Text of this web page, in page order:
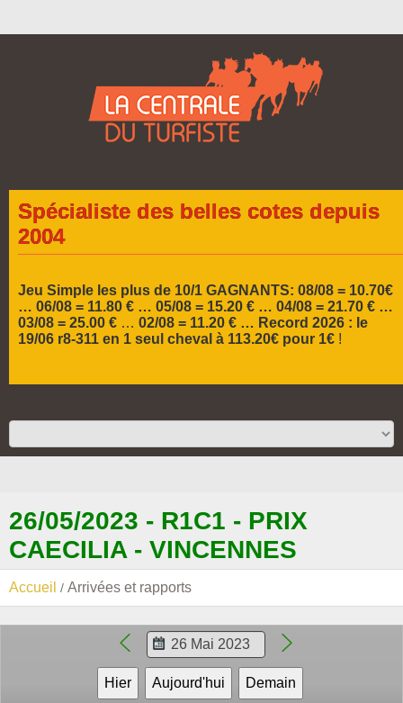
Spécialiste des belles cotes depuis
2004
Jeu Simple les plus de 10/1 GAGNANTS: 08/08 = 10.70€
… 06/08 = 11.80 € … 05/08 = 15.20 € … 04/08 = 21.70 € …
03/08 = 25.00 € … 02/08 = 11.20 € … Record 2026 : le
19/06 r8-311 en 1 seul cheval à 113.20€ pour 1€ !
26/05/2023 - R1C1 - PRIX
CAECILIA - VINCENNES
Accueil Arrivées et rapports